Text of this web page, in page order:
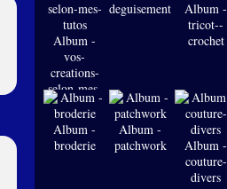
Album -
vos-
creations-
selon-mes-
tutos
deguisements
Album -
tricot--
crochet
Album -
broderie
Album -
patchwork
Album -
couture-
divers